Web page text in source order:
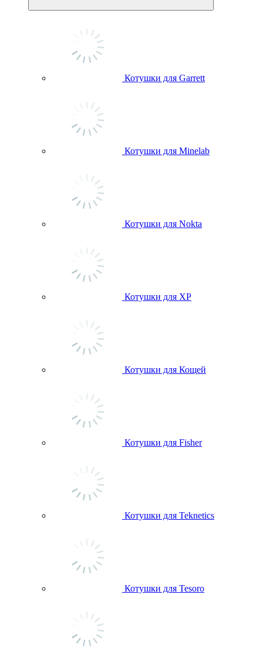
Котушки для Garrett
Котушки для Minelab
Котушки для Nokta
Котушки для ХР
Котушки для Кощей
Котушки для Fisher
Котушки для Teknetics
Котушки для Tesoro